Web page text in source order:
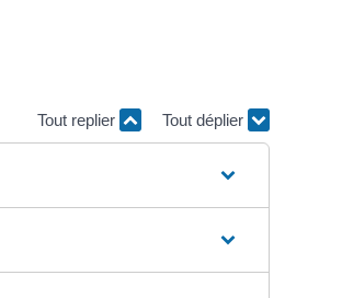
Tout replier Tout déplier